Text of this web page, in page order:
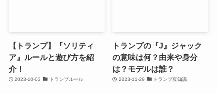
【トランプ】『ソリティ
ア』ルールと遊び方を紹
介！
2023-10-03 トランプルール
トランプの『J』ジャック
の意味は何？由来や身分
は？モデルは誰？
2023-11-29 トランプ豆知識